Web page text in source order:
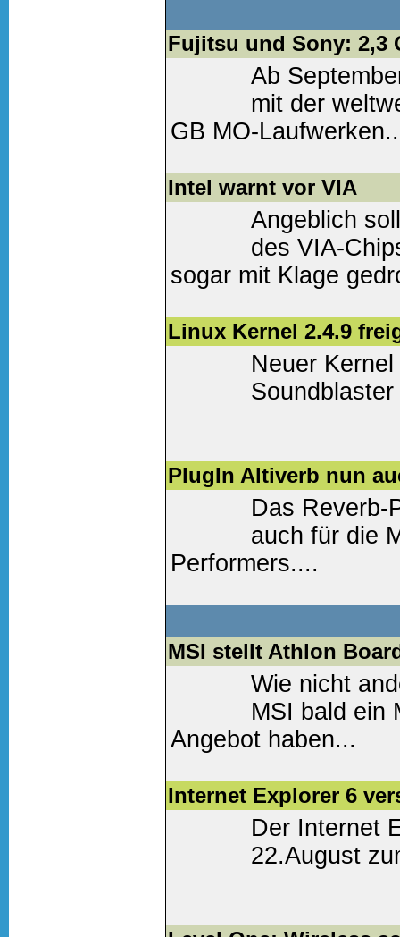
Fujitsu und Sony: 2,3
Ab
mit der
GB MO-
Weiter lesen(0
Intel warnt vor VIA
Angeblich
des VIA-
sogar mit Klage
Weiter lesen(0
Linux Kernel 2.4.9
Neuer
PlugIn Altiverb nun
Das Reverb-
auch für die
Performers....
MSI stellt Athlon
Wie nicht
MSI bald ein
Angebot haben...
Weiter lesen(0
Internet Explorer 6
Der Internet
22.August